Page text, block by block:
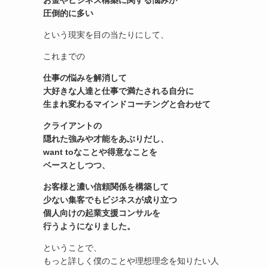
圧倒的に多い
という現実を目の当たりにして、
これまでの
仕事の悩みを解消して
大好きな人達と仕事で満たされる自分に
生まれ変わるマインドコーチングと合わせて
クライアントの
隠れた強みや才能をあぶりだし、
want toなことや得意なことを
ベースとしつつ、
お客様と濃い信頼関係を構築して
少ない集客でもビジネスが成り立つ
個人向けの起業支援コンサルを
行うようになりました。
ということで、
もっと詳しく僕のことや理想理念を知りたい人